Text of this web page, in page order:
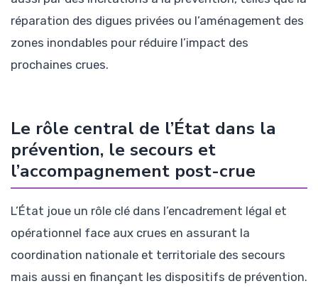
réparation des digues privées ou l’aménagement des
zones inondables pour réduire l’impact des
prochaines crues.
Le rôle central de l’État dans la
prévention, le secours et
l’accompagnement post-crue
L’État joue un rôle clé dans l’encadrement légal et
opérationnel face aux crues en assurant la
coordination nationale et territoriale des secours
mais aussi en finançant les dispositifs de prévention.